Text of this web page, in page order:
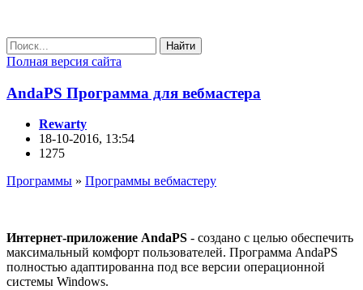
Найти
Полная версия сайта
AndaPS Программа для вебмастера
Rewarty
18-10-2016, 13:54
1275
Программы » Программы вебмастеру
Интернет-приложение AndaPS - создано с целью обеспечить
максимальный комфорт пользователей. Программа AndaPS
полностью адаптированна под все версии операционной
системы Windows.